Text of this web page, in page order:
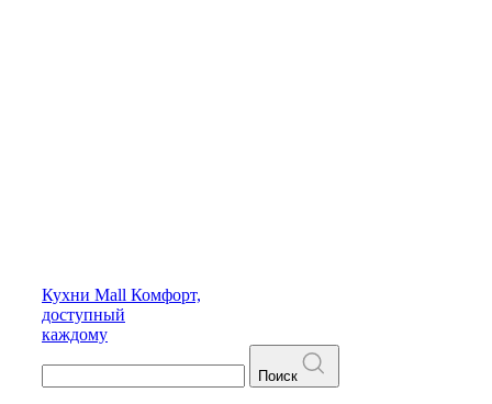
Кухни Mall Комфорт,
доступный
каждому
Поиск